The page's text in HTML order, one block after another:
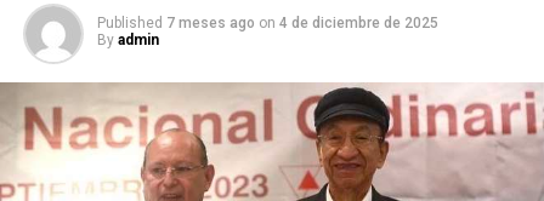
Published 7 meses ago on 4 de diciembre de 2025
By admin